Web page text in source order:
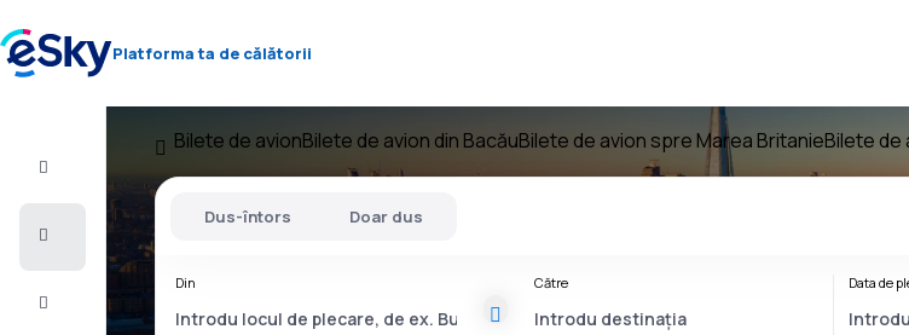
Platforma ta de călătorii
Vacanţe
Bilete de avionBilete de avion din BacăuBilete de avion spre Marea BritanieBilete de
Dus-întors Doar dus
Din Către Data de